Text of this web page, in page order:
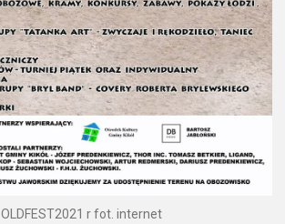
OLDFEST2021 r fot. internet